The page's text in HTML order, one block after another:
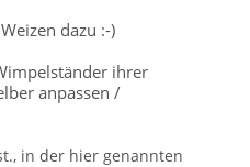
dazu :-)
ihrer
anpassen /
in der hier genannten